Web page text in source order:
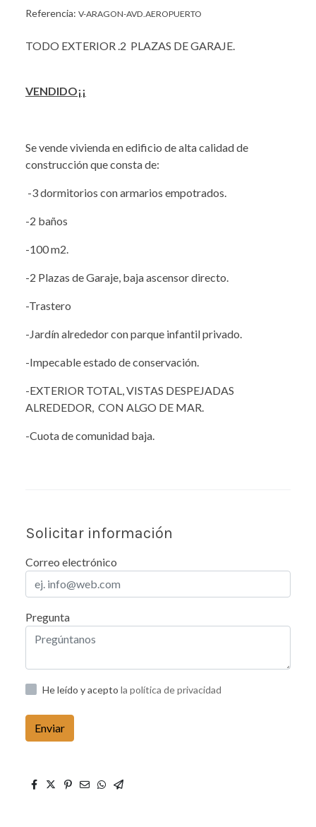
Referencia: V-ARAGON-AVD.AEROPUERTO
TODO EXTERIOR .2 PLAZAS DE GARAJE.
VENDIDO¡¡
Se vende vivienda en edificio de alta calidad de
construcción que consta de:
-3 dormitorios con armarios empotrados.
-2 baños
-100 m2.
-2 Plazas de Garaje, baja ascensor directo.
-Trastero
-Jardín alrededor con parque infantil privado.
-Impecable estado de conservación.
-EXTERIOR TOTAL, VISTAS DESPEJADAS
ALREDEDOR, CON ALGO DE MAR.
-Cuota de comunidad baja.
Solicitar información
Correo electrónico
Pregunta
He leído y acepto la política de privacidad
Enviar